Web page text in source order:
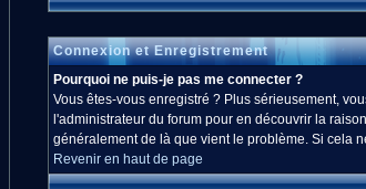
Connexion et Enregistrement
Pourquoi ne puis-je pas me connecter ?
Vous êtes-vous enregistré ? Plus sérieusement,
l'administrateur du forum pour en découvrir la
généralement de là que vient le problème. Si cela
Revenir en haut de page